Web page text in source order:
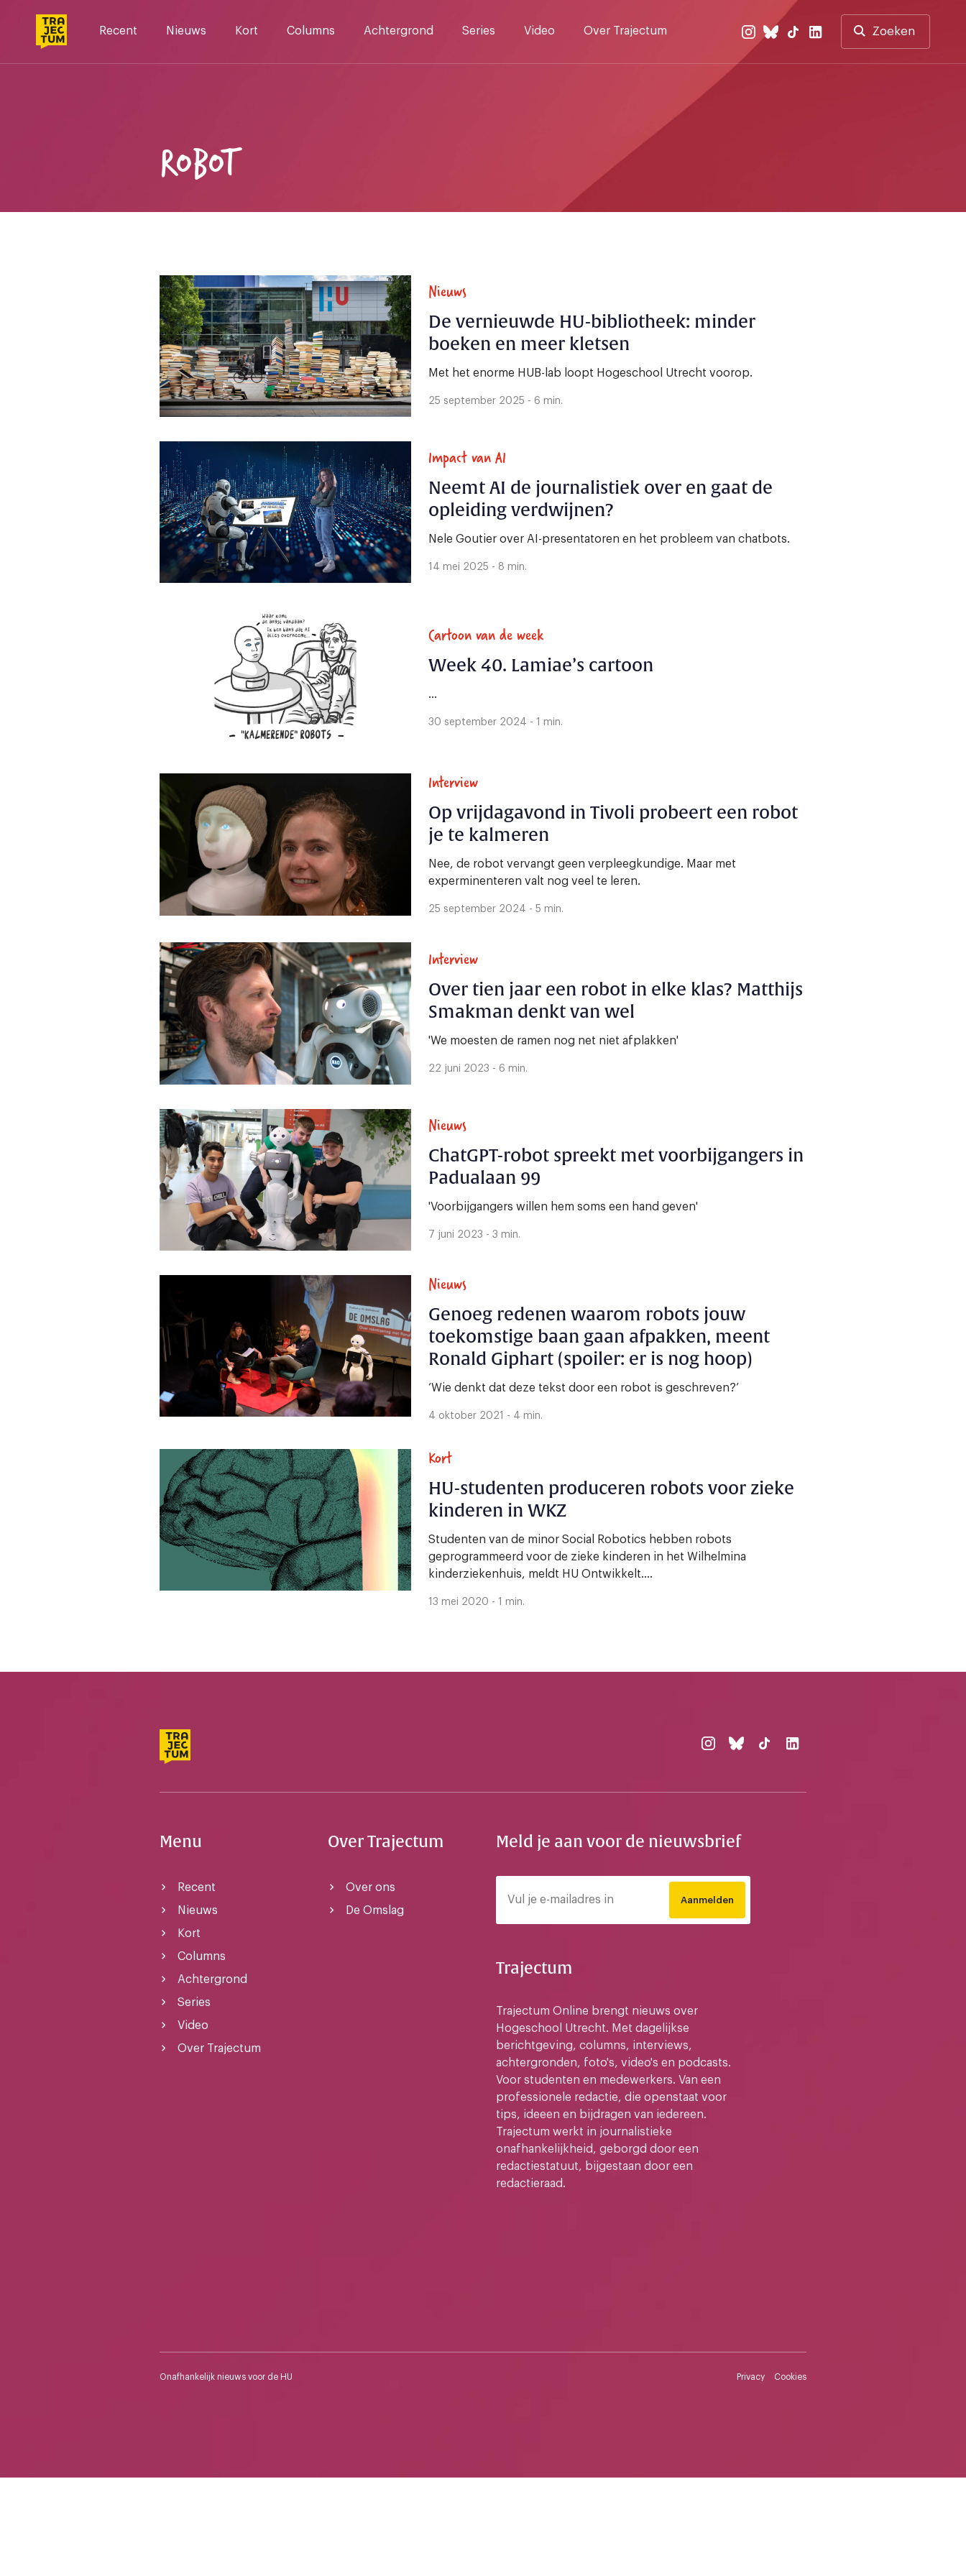
Recent Nieuws Kort Columns Achtergrond Series Video Over Trajectum Zoeken
ROBOT
Nieuws
De vernieuwde HU-bibliotheek: minder
boeken en meer kletsen
Met het enorme HUB-lab loopt Hogeschool Utrecht voorop.
25 september 2025 - 6 min.
Impact van AI
Neemt AI de journalistiek over en gaat de
opleiding verdwijnen?
Nele Goutier over AI-presentatoren en het probleem van chatbots.
14 mei 2025 - 8 min.
Cartoon van de week
Week 40. Lamiae’s cartoon
...
30 september 2024 - 1 min.
Interview
Op vrijdagavond in Tivoli probeert een robot
je te kalmeren
Nee, de robot vervangt geen verpleegkundige. Maar met
experminenteren valt nog veel te leren.
25 september 2024 - 5 min.
Interview
Over tien jaar een robot in elke klas? Matthijs
Smakman denkt van wel
'We moesten de ramen nog net niet afplakken'
22 juni 2023 - 6 min.
Nieuws
ChatGPT-robot spreekt met voorbijgangers in
Padualaan 99
'Voorbijgangers willen hem soms een hand geven'
7 juni 2023 - 3 min.
Nieuws
Genoeg redenen waarom robots jouw
toekomstige baan gaan afpakken, meent
Ronald Giphart (spoiler: er is nog hoop)
‘Wie denkt dat deze tekst door een robot is geschreven?’
4 oktober 2021 - 4 min.
Kort
HU-studenten produceren robots voor zieke
kinderen in WKZ
Studenten van de minor Social Robotics hebben robots
geprogrammeerd voor de zieke kinderen in het Wilhelmina
kinderziekenhuis, meldt HU Ontwikkelt....
13 mei 2020 - 1 min.
Menu
Recent
Nieuws
Kort
Columns
Achtergrond
Series
Video
Over Trajectum
Over Trajectum
Over ons
De Omslag
Meld je aan voor de nieuwsbrief
Aanmelden
Trajectum
Trajectum Online brengt nieuws over
Hogeschool Utrecht. Met dagelijkse
berichtgeving, columns, interviews,
achtergronden, foto's, video's en podcasts.
Voor studenten en medewerkers. Van een
professionele redactie, die openstaat voor
tips, ideeen en bijdragen van iedereen.
Trajectum werkt in journalistieke
onafhankelijkheid, geborgd door een
redactiestatuut, bijgestaan door een
redactieraad.
Onafhankelijk nieuws voor de HU Privacy Cookies